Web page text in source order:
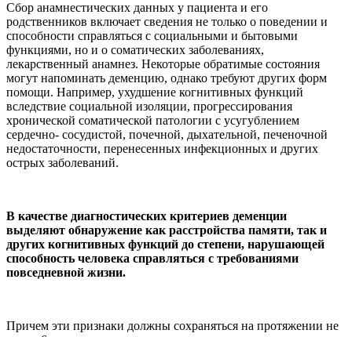
Сбор анамнестических данных у пациента и его
родственников включает сведения не только о поведении и
способности справляться с социальными и бытовыми
функциями, но и о соматических заболеваниях,
лекарственный анамнез. Некоторые обратимые состояния
могут напоминать деменцию, однако требуют других форм
помощи. Например, ухудшение когнитивных функций
вследствие социальной изоляции, прогрессирования
хронической соматической патологии с усугублением
сердечно- сосудистой, почечной, дыхательной, печеночной
недостаточности, перенесенных инфекционных и других
острых заболеваний.
В качестве диагностических критериев деменции
выделяют обнаружение как расстройства памяти, так и
других когнитивных функций до степени, нарушающей
способность человека справляться с требованиями
повседневной жизни.
Причем эти признаки должны сохраняться на протяжении не